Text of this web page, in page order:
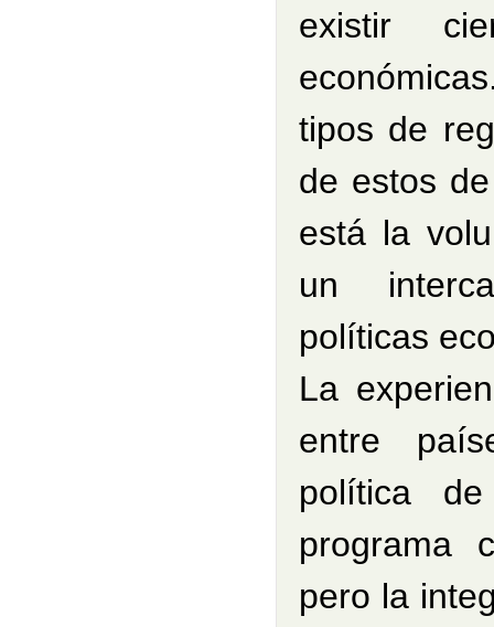
existir
tipos de
de estos
está la
un
políticas
La
entre
política
programa
pero la